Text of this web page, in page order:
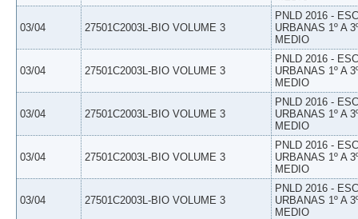
03/04 27501C2003L-BIO VOLUME 3
PNLD 2016 -
URBANAS 1º A
MEDIO
03/04 27501C2003L-BIO VOLUME 3
PNLD 2016 -
URBANAS 1º A
MEDIO
03/04 27501C2003L-BIO VOLUME 3
PNLD 2016 -
URBANAS 1º A
MEDIO
03/04 27501C2003L-BIO VOLUME 3
PNLD 2016 -
URBANAS 1º A
MEDIO
03/04 27501C2003L-BIO VOLUME 3
PNLD 2016 -
URBANAS 1º A
MEDIO